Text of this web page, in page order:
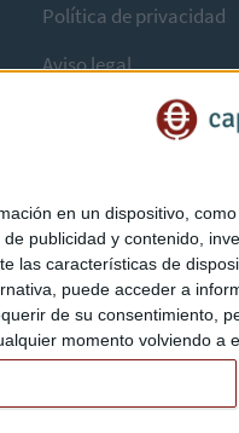
en un dispositivo,
publicidad y contenido,
las características de
puede acceder a
de su
momento volviendo
Política de privacidad
Aviso legal